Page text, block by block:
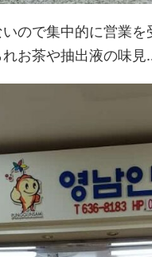
ので集中的に営業を
お茶や抽出液の味